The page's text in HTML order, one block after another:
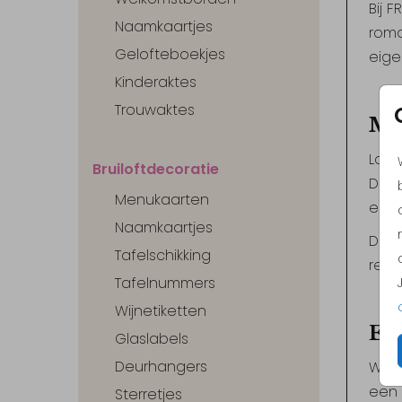
Naamkaartjes
Gelofteboekjes
Kinderaktes
Trouwaktes
Bruiloftdecoratie
Menukaarten
Naamkaartjes
Tafelschikking
Tafelnummers
Wijnetiketten
Glaslabels
Deurhangers
Sterretjes
Bij
een
De
Wil
een